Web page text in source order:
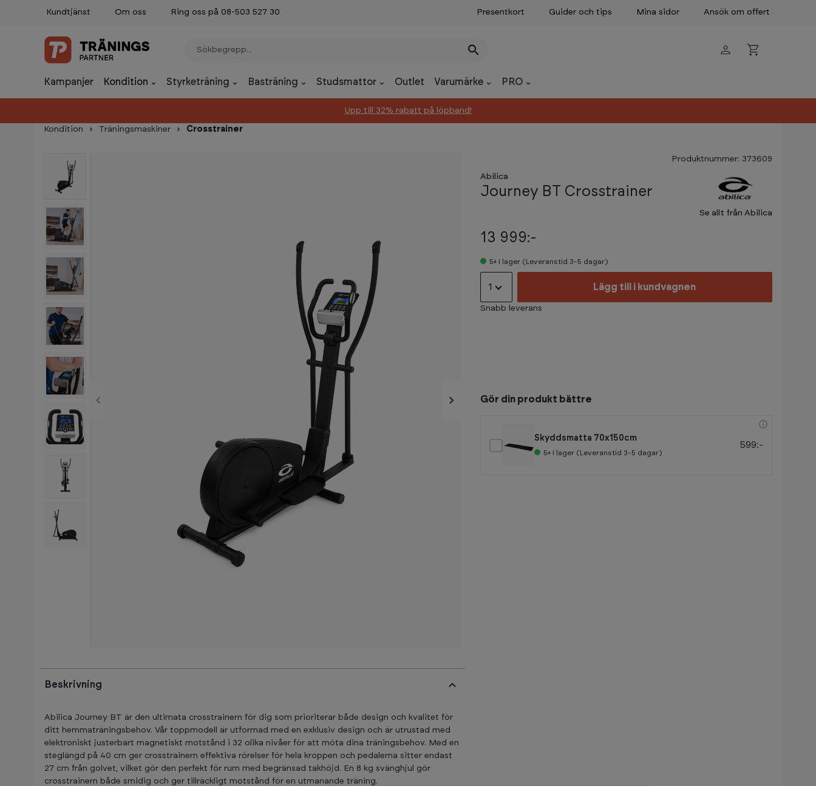
to main content
Skip to search
Skip to main navigation
Kundtjänst Om oss Ring oss på 08-503 527 30 Presentkort Guider och tips Mina sidor Ansök om offert
Kampanjer Kondition Styrketräning Basträning Studsmattor Outlet Varumärke PRO
Upp till 32% rabatt på löpband!
Kondition Träningsmaskiner Crosstrainer
Skip image gallery
Beskrivning
Abilica Journey BT är den ultimata crosstrainern för dig som prioriterar både design och kvalitet för
ditt hemmaträningsbehov. Vår toppmodell är utformad med en exklusiv design och är utrustad med
elektroniskt justerbart magnetiskt motstånd i 32 olika nivåer för att möta dina träningsbehov. Med en
steglängd på 40 cm ger crosstrainern effektiva rörelser för hela kroppen och pedalerna sitter endast
27 cm från golvet, vilket gör den perfekt för rum med begränsad takhöjd. En 8 kg svänghjul gör
crosstrainern både smidig och ger tillräckligt motstånd för en utmanande träning.
Produktnummer: 373609
Abilica
Journey BT Crosstrainer
Se allt från Abilica
13 999:-
5+ I lager (Leveranstid 3-5 dagar)
1 Lägg till i kundvagnen
Snabb leverans
Gör din produkt bättre
Skyddsmatta 70x150cm
5+ I lager (Leveranstid 3-5 dagar)
599:-